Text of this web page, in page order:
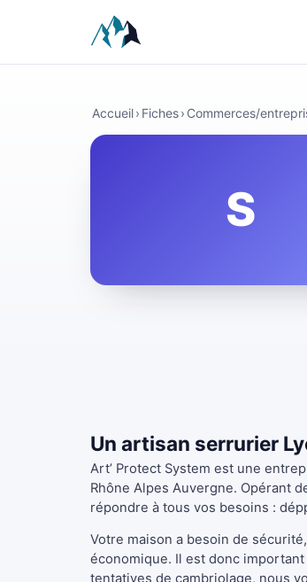
Accueil› Fiches› Commerces/
S
Un artisan serrurier
Art’ Protect System est une
Rhône Alpes Auvergne. Opérant
répondre à tous vos besoins :
Votre maison a besoin de
économique. Il est donc
tentatives de cambriolage, nous